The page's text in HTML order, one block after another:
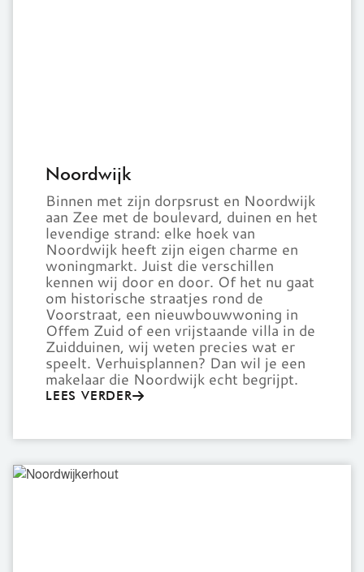
Noordwijk
Binnen met zijn dorpsrust en Noordwijk
aan Zee met de boulevard, duinen en het
levendige strand: elke hoek van
Noordwijk heeft zijn eigen charme en
woningmarkt. Juist die verschillen
kennen wij door en door. Of het nu gaat
om historische straatjes rond de
Voorstraat, een nieuwbouwwoning in
Offem Zuid of een vrijstaande villa in de
Zuidduinen, wij weten precies wat er
speelt. Verhuisplannen? Dan wil je een
makelaar die Noordwijk echt begrijpt.
LEES VERDER
Noordwijkerhout